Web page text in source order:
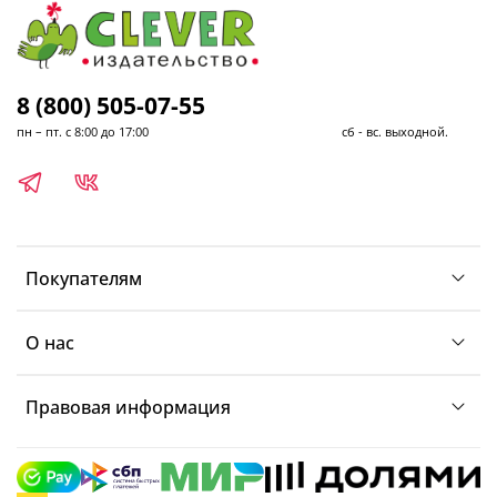
Покупателям
О нас
Правовая информация
8 (800) 505-07-55
пн – пт. с 8:00 до 17:00 сб - вс. выходной.